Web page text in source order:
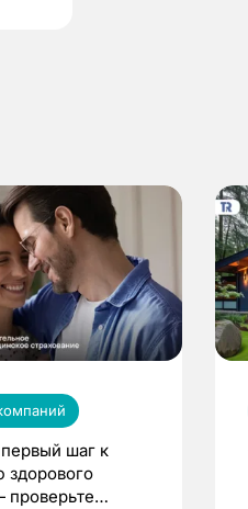
шаг к